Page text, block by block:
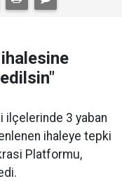
ilçelerinde 3 yaban
ihaleye tepki
Platformu,